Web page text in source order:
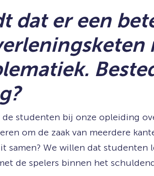
dat er een
studenten bij onze opleiding
om de zaak van meerdere
samen? We willen dat
de spelers binnen het